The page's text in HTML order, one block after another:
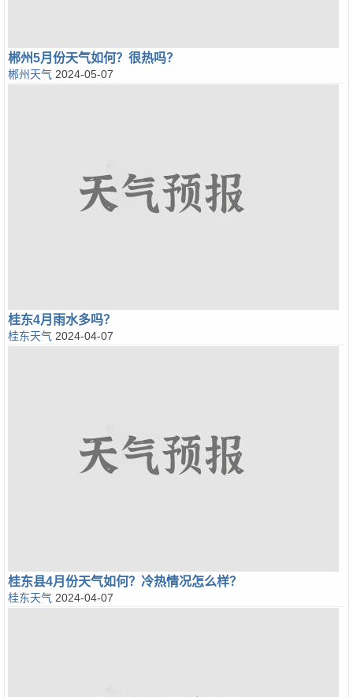
郴州5月份天气如何？很热吗？
郴州天气 2024-05-07
桂东4月雨水多吗？
桂东天气 2024-04-07
桂东县4月份天气如何？冷热情况怎么样？
桂东天气 2024-04-07